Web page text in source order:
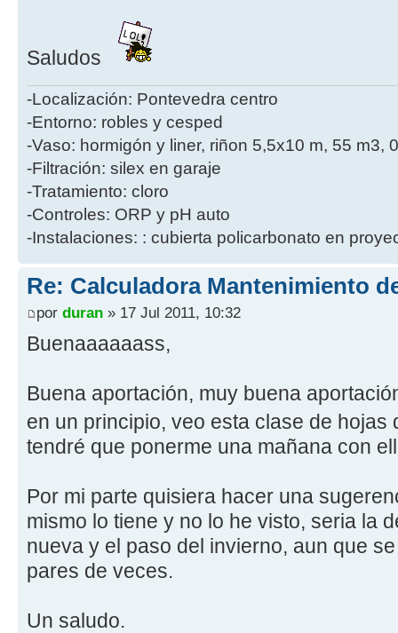
Saludos
-Localización: Pontevedra centro
-Entorno: robles y cesped
-Vaso: hormigón y liner, riñon 5,5x10 m, 55 m3,
-Filtración: silex en garaje
-Tratamiento: cloro
-Controles: ORP y pH auto
-Instalaciones: : cubierta policarbonato en
Re: Calculadora Mantenimiento
por duran » 17 Jul 2011, 10:32
Buenaaaaaass,
Buena aportación, muy buena
en un principio, veo esta clase de
tendré que ponerme una mañana con
Por mi parte quisiera hacer una
mismo lo tiene y no lo he visto, seria la
nueva y el paso del invierno, aun que
pares de veces.
Un saludo.